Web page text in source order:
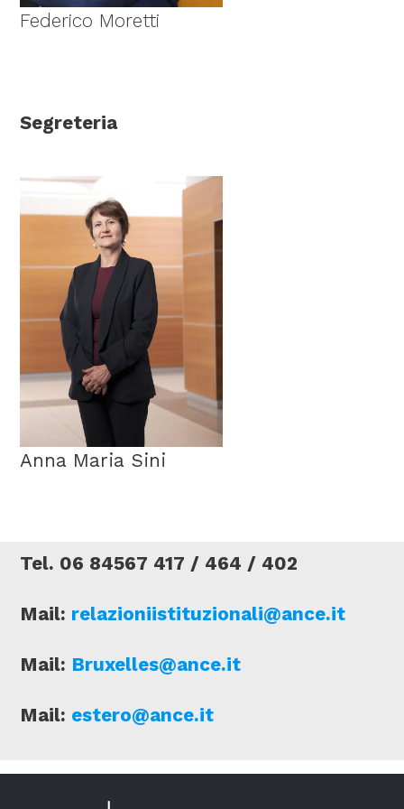
Federico Moretti
Segreteria
Anna Maria Sini
Tel. 06 84567 417 / 464 / 402
Mail: relazioniistituzionali@ance.it
Mail: Bruxelles@ance.it
Mail: estero@ance.it